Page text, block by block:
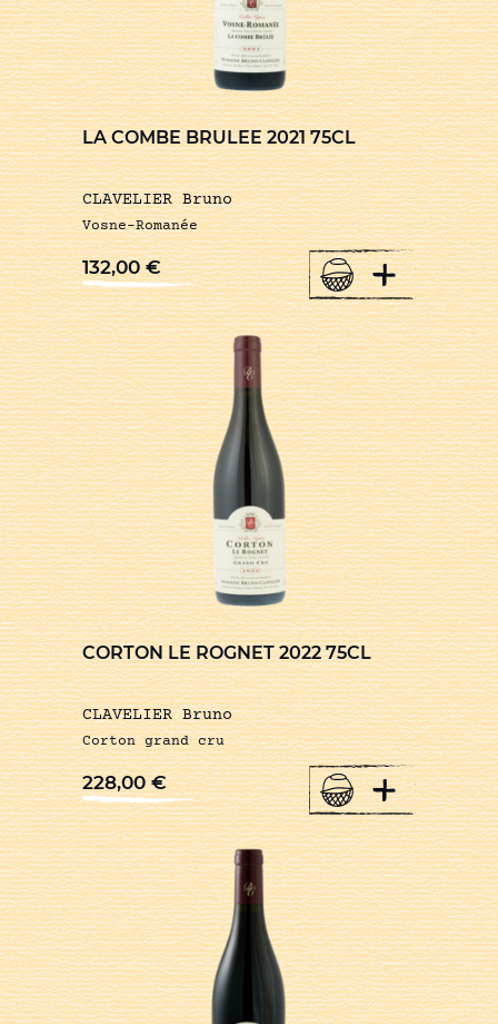
LA COMBE BRULEE 2021 75CL
CLAVELIER Bruno
Vosne-Romanée
132,00€ +
CORTON LE ROGNET 2022 75CL
CLAVELIER Bruno
Corton grand cru
228,00€ +